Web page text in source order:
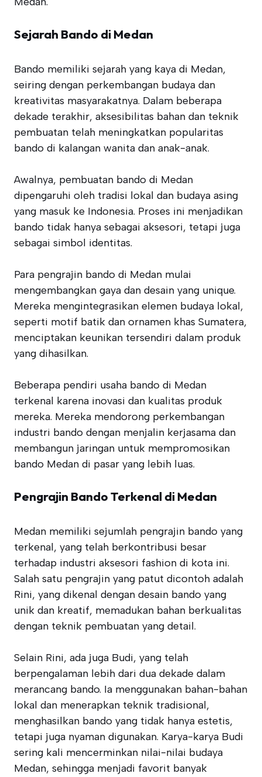
Sejarah Bando di Medan
Bando memiliki sejarah yang kaya di Medan,
seiring dengan perkembangan budaya dan
kreativitas masyarakatnya. Dalam beberapa
dekade terakhir, aksesibilitas bahan dan teknik
pembuatan telah meningkatkan popularitas
bando di kalangan wanita dan anak-anak.
Awalnya, pembuatan bando di Medan
dipengaruhi oleh tradisi lokal dan budaya asing
yang masuk ke Indonesia. Proses ini menjadikan
bando tidak hanya sebagai aksesori, tetapi juga
sebagai simbol identitas.
Para pengrajin bando di Medan mulai
mengembangkan gaya dan desain yang unique.
Mereka mengintegrasikan elemen budaya lokal,
seperti motif batik dan ornamen khas Sumatera,
menciptakan keunikan tersendiri dalam produk
yang dihasilkan.
Beberapa pendiri usaha bando di Medan
terkenal karena inovasi dan kualitas produk
mereka. Mereka mendorong perkembangan
industri bando dengan menjalin kerjasama dan
membangun jaringan untuk mempromosikan
bando Medan di pasar yang lebih luas.
Pengrajin Bando Terkenal di Medan
Medan memiliki sejumlah pengrajin bando yang
terkenal, yang telah berkontribusi besar
terhadap industri aksesori fashion di kota ini.
Salah satu pengrajin yang patut dicontoh adalah
Rini, yang dikenal dengan desain bando yang
unik dan kreatif, memadukan bahan berkualitas
dengan teknik pembuatan yang detail.
Selain Rini, ada juga Budi, yang telah
berpengalaman lebih dari dua dekade dalam
merancang bando. Ia menggunakan bahan-bahan
lokal dan menerapkan teknik tradisional,
menghasilkan bando yang tidak hanya estetis,
tetapi juga nyaman digunakan. Karya-karya Budi
sering kali mencerminkan nilai-nilai budaya
Medan, sehingga menjadi favorit banyak